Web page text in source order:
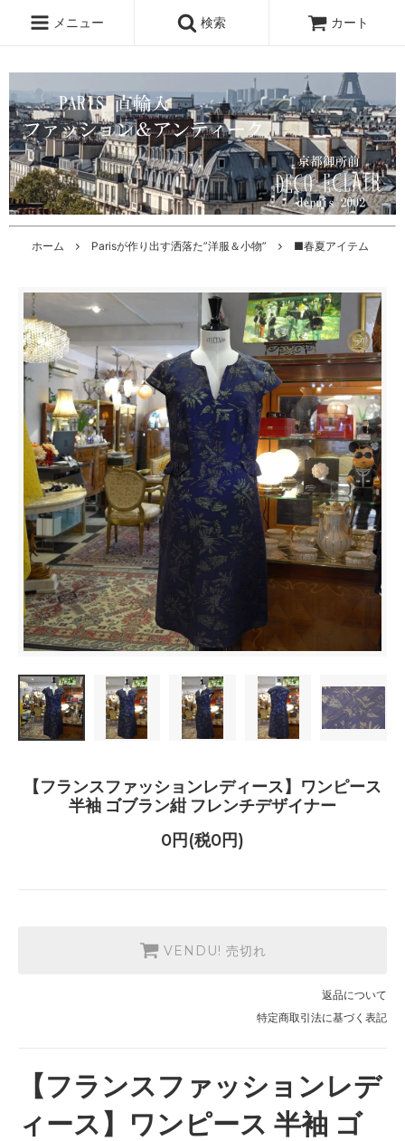
メニュー 検索 カート
ホーム Parisが作り出す洒落た”洋服＆小物” ■春夏アイテム
【フランスファッションレディース】ワンピース
半袖 ゴブラン紺 フレンチデザイナー
0円(税0円)
VENDU! 売切れ
返品について
特定商取引法に基づく表記
【フランスファッションレデ
ィース】ワンピース 半袖 ゴ